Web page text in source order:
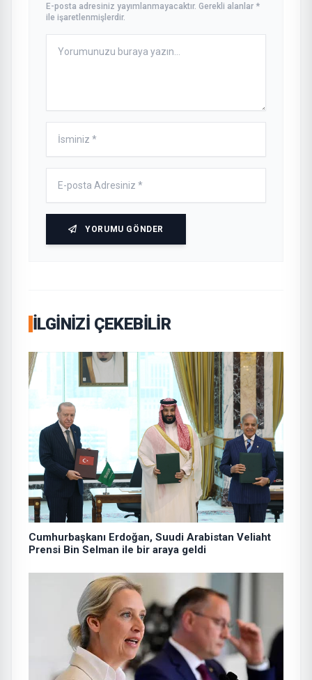
E-posta adresiniz yayımlanmayacaktır. Gerekli alanlar *
ile işaretlenmişlerdir.
YORUMU GÖNDER
İLGINIZI ÇEKEBILIR
Cumhurbaşkanı Erdoğan, Suudi Arabistan Veliaht
Prensi Bin Selman ile bir araya geldi